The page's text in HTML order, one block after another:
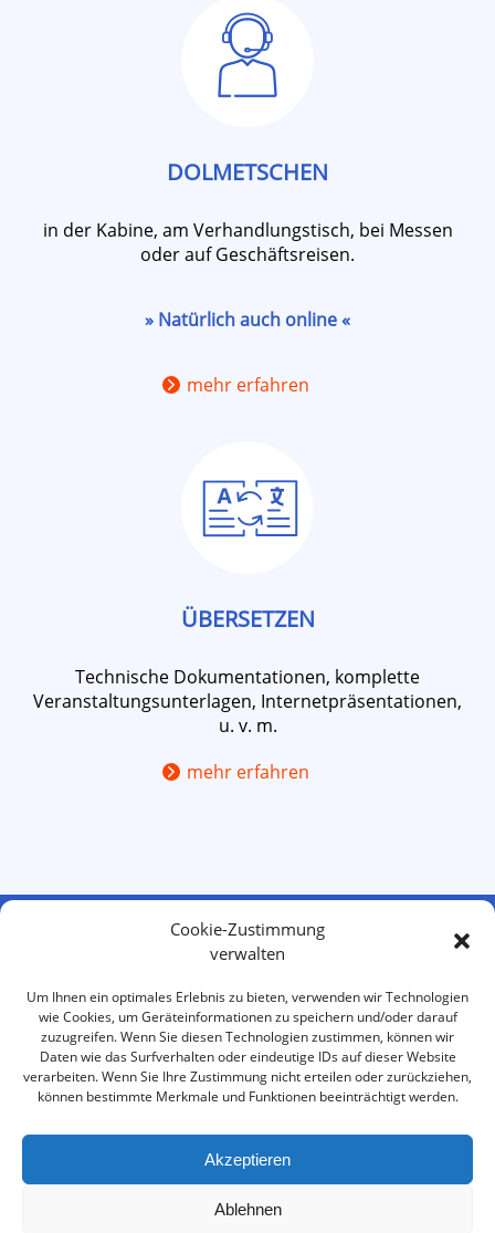
Cookie-Zustimmung
verwalten
Um Ihnen ein optimales Erlebnis zu bieten, verwenden wir Technologien
wie Cookies, um Geräteinformationen zu speichern und/oder darauf
zuzugreifen. Wenn Sie diesen Technologien zustimmen, können wir
Daten wie das Surfverhalten oder eindeutige IDs auf dieser Website
verarbeiten. Wenn Sie Ihre Zustimmung nicht erteilen oder zurückziehen,
können bestimmte Merkmale und Funktionen beeinträchtigt werden.
Akzeptieren
Ablehnen
DOLMETSCHEN
in der Kabine, am Verhandlungstisch, bei Messen
oder auf Geschäftsreisen.
» Natürlich auch online «
mehr erfahren
ÜBERSETZEN
Technische Dokumentationen, komplette
Veranstaltungsunterlagen, Internetpräsentationen,
u. v. m.
mehr erfahren
ask@co – Sprachendienst GmbH
Friedrichstr. 95 / POB 63
10117 Berlin | Deutschland
+49 30 57 79 54 78
+49 30 57 79 54 79
info@askco.de